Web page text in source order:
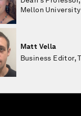
Mellon University
Matt Vella
Business Editor,